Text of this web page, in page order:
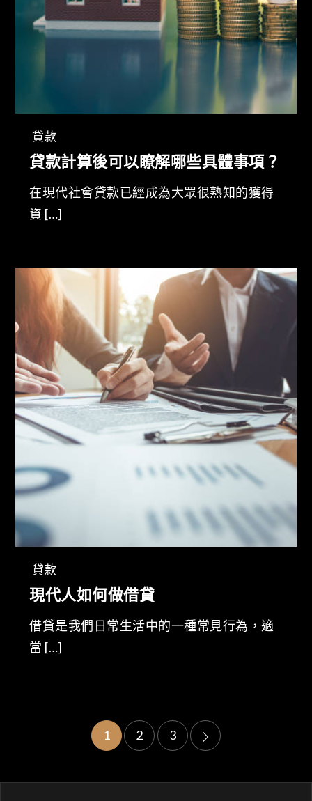
貸款
貸款計算後可以瞭解哪些具體事項？
在現代社會貸款已經成為大眾很熟知的獲得
資 […]
貸款
現代人如何做借貸
借貸是我們日常生活中的一種常見行為，適
當 […]
pagination
1 2 3